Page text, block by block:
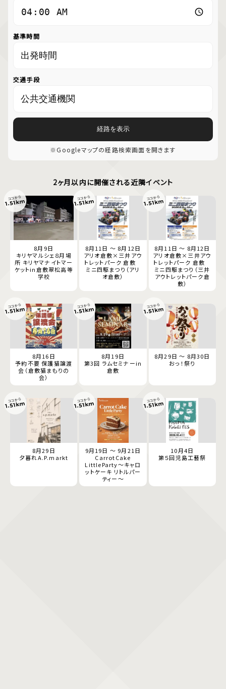
基準時間
交通手段
経路を表示
※Googleマップの経路検索画面を開きます
2ヶ月以内に開催される近隣イベント
8月9日
キリヤマルシェ８月場
所 キリヤマナイトマー
ケットin倉敷翠松高等
学校
ココから
1.51km
8月11日 ～ 8月12日
アリオ倉敷×三井アウ
トレットパーク 倉敷
ミニ四駆まつり（アリ
オ倉敷）
ココから
1.51km
8月11日 ～ 8月12日
アリオ倉敷×三井アウ
トレットパーク 倉敷
ミニ四駆まつり（三井
アウトレットパーク倉
敷）
ココから
1.51km
8月16日
予約不要 保護猫譲渡
会（倉敷猫まもりの
会）
ココから
1.51km
8月19日
第3回 ラムセミナーin
倉敷
ココから
1.51km
8月29日 ～ 8月30日
おっ！祭り
ココから
1.51km
8月29日
夕暮れA.P.markt
ココから
1.51km
9月19日 ～ 9月21日
CarrotCake
LittleParty～キャロ
ットケーキ リトルパー
ティー～
ココから
1.51km
10月4日
第５回児島工藝祭
ココから
1.51km